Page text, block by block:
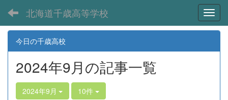
北海道千歳高等学校
今日の千歳高校
2024年9月の記事一覧
2024年9月 10件